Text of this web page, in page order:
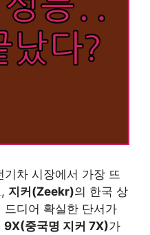
차 시장에서 가장 뜨
지커(Zeekr)의 한국 상
드디어 확실한 단서가
9X(중국명 지커 7X)가